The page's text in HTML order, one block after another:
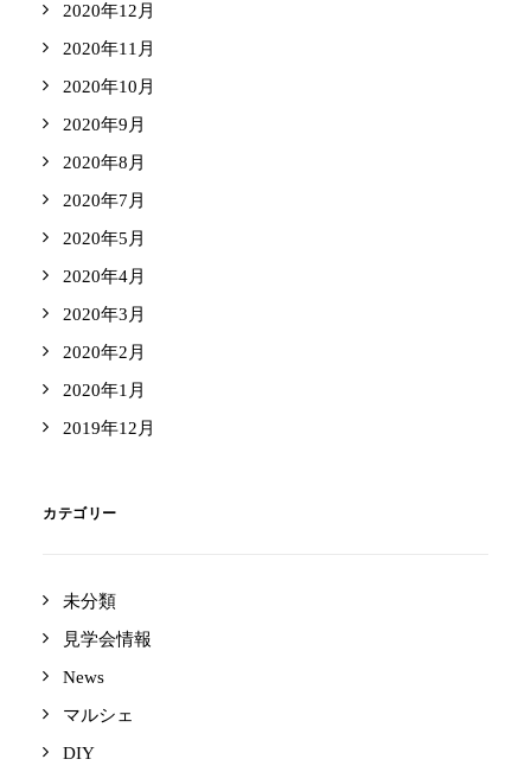
2020年12月
2020年11月
2020年10月
2020年9月
2020年8月
2020年7月
2020年5月
2020年4月
2020年3月
2020年2月
2020年1月
2019年12月
カテゴリー
未分類
見学会情報
News
マルシェ
DIY